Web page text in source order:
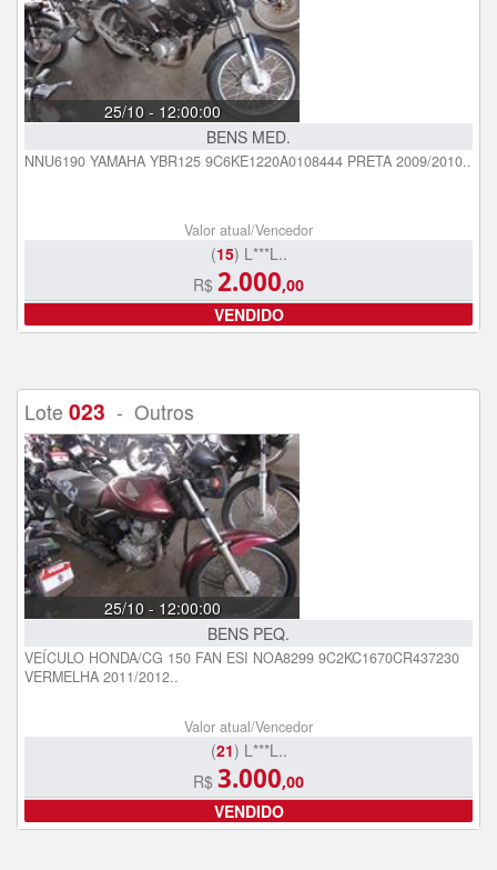
25/10 - 12:00:00
BENS MED.
NNU6190 YAMAHA YBR125 9C6KE1220A0108444 PRETA 2009/2010..
Valor atual/Vencedor
(15) L***L..
R$ 2.000,00
VENDIDO
Lote 023 - Outros
25/10 - 12:00:00
BENS PEQ.
VEÍCULO HONDA/CG 150 FAN ESI NOA8299 9C2KC1670CR437230
VERMELHA 2011/2012..
Valor atual/Vencedor
(21) L***L..
R$ 3.000,00
VENDIDO